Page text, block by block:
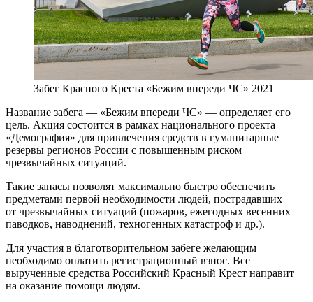
Забег Красного Креста «Бежим впереди ЧС» 2021
Название забега — «Бежим впереди ЧС» — определяет его
цель. Акция состоится в рамках национального проекта
«Демография» для привлечения средств в гуманитарные
резервы регионов России с повышенным риском
чрезвычайных ситуаций.
Такие запасы позволят максимально быстро обеспечить
предметами первой необходимости людей, пострадавших
от чрезвычайных ситуаций (пожаров, ежегодных весенних
паводков, наводнений, техногенных катастроф и др.).
Для участия в благотворительном забеге желающим
необходимо оплатить регистрационный взнос. Все
вырученные средства Российский Красный Крест направит
на оказание помощи людям.